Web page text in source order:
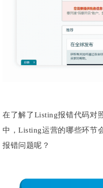
在了解了Listing报错代码对
中，Listing运营的哪些环节
报错问题呢？